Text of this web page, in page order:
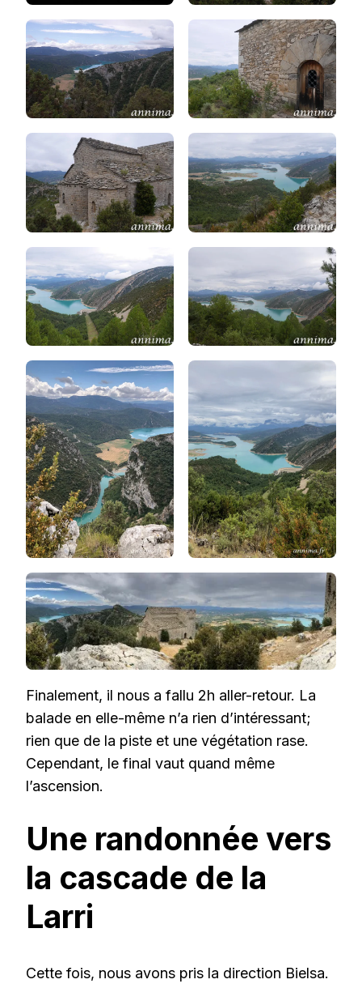
Finalement, il nous a fallu 2h aller-retour. La
balade en elle-même n’a rien d’intéressant;
rien que de la piste et une végétation rase.
Cependant, le final vaut quand même
l’ascension.
Une randonnée vers
la cascade de la
Larri
Cette fois, nous avons pris la direction Bielsa.